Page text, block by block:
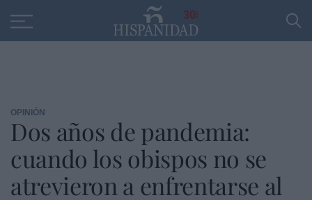
30
OPINIÓN
Dos años de pandemia:
cuando los obispos no se
atrevieron a enfrentarse al